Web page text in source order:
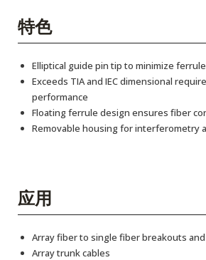
特色
Elliptical guide pin tip to minimize
Exceeds TIA and IEC dimensional
performance
Floating ferrule design ensures fiber
Removable housing for interferometry
应用
Array fiber to single fiber breakouts
Array trunk cables